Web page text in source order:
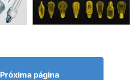
Próxima página